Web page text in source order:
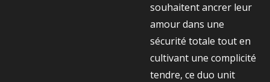
souhaitent ancrer leur
amour dans une
sécurité totale tout en
cultivant une complicité
tendre, ce duo unit